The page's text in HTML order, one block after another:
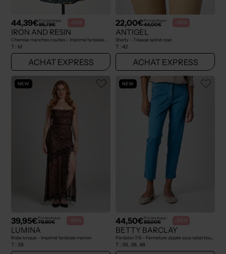
44,39€Prix boutique :
88,78€ -50%
IRON AND RESIN
T : M
ACHAT EXPRESS
22,00€Prix boutique :
44,00€ -50%
ANTIGEL
Shorty - Tissage satiné rose
T : 42
ACHAT EXPRESS
NEW
39,95€Prix boutique :
79,90€ -50%
LUMINA
Robe longue - Imprimé fantaisie marron
T : 38
NEW
44,50€Prix boutique :
89,00€ -50%
BETTY BARCLAY
T : 36, 38, 48